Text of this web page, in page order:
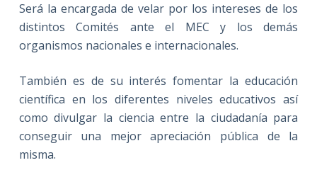
Será la encargada de velar por los intereses de los
distintos Comités ante el MEC y los demás
organismos nacionales e internacionales.
También es de su interés fomentar la educación
científica en los diferentes niveles educativos así
como divulgar la ciencia entre la ciudadanía para
conseguir una mejor apreciación pública de la
misma.